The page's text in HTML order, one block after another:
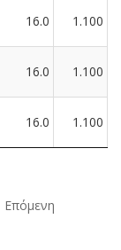
16.0 1.100
16.0 1.100
16.0 1.100
Επόμενη